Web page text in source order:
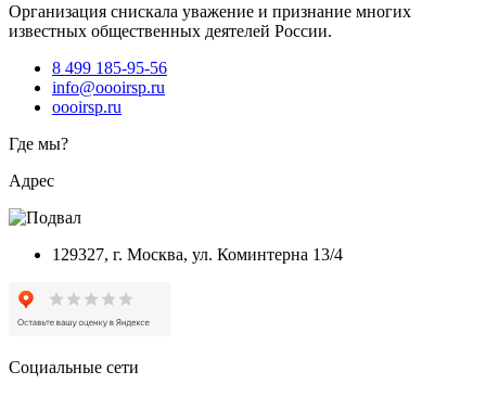
Организация снискала уважение и признание многих
известных общественных деятелей России.
8 499 185-95-56
info@oooirsp.ru
oooirsp.ru
Где мы?
Адрес
129327, г. Москва, ул. Коминтерна 13/4
Социальные сети